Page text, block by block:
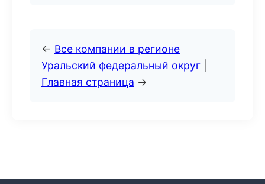
← Все компании в регионе
Уральский федеральный округ
Главная страница →